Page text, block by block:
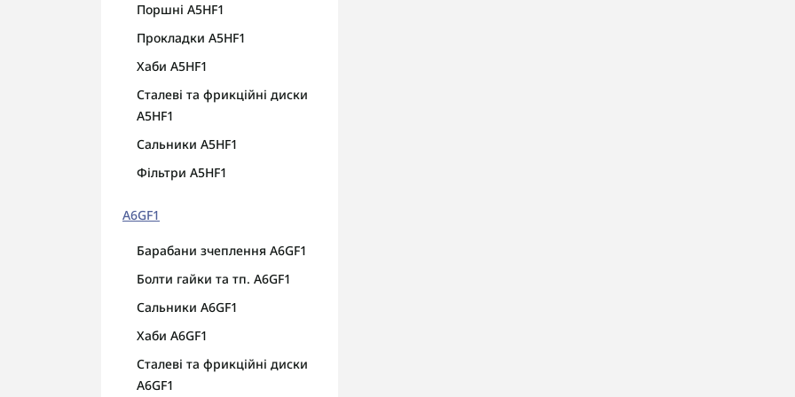
Поршні A5HF1
Прокладки A5HF1
Хаби A5HF1
Сталеві та фрикційні диски
A5HF1
Сальники A5HF1
Фільтри A5HF1
A6GF1
Барабани зчеплення A6GF1
Болти гайки та тп. A6GF1
Сальники A6GF1
Хаби A6GF1
Сталеві та фрикційні диски
A6GF1